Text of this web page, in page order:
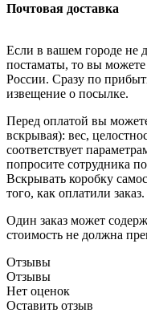
Почтовая доставка
Если в вашем городе не
постаматы, то вы можете
России. Сразу по
извещение о посылке.
Перед оплатой вы
вскрывая): вес,
соответствует
попросите сотрудника
Вскрывать коробку
того, как оплатили заказ.
Один заказ может
стоимость не должна
Отзывы
Отзывы
Нет оценок
Оставить отзыв